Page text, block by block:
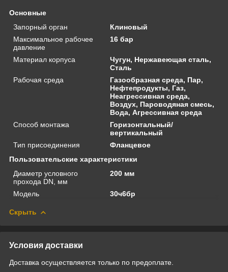
Основные
Запорный орган
Клиновый
Максимальное рабочее
давление
16 бар
Материал корпуса
Чугун, Нержавеющая сталь,
Сталь
Рабочая среда
Газообразная среда, Пар,
Нефтепродукты, Газ,
Неагрессивная среда,
Воздух, Пароводяная смесь,
Вода, Агрессивная среда
Способ монтажа
Горизонтальный/
вертикальный
Тип присоединения
Фланцевое
Пользовательские характеристики
Диаметр условного
прохода DN, мм
200 мм
Модель 30ч6бр
Скрыть
Условия доставки
Доставка осуществляется только по предоплате.